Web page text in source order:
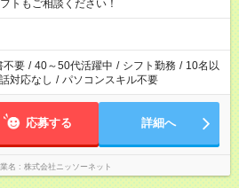
トもご相談ください！
不要 / 40～50代活躍中 / シフト勤務 / 10名以
対応なし / パソコンスキル不要
応募する 詳細へ
名 株式会社ニッソーネット